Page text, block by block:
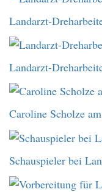
Landarzt-
Landarzt-
Caroline Scholze
Schauspieler bei